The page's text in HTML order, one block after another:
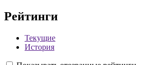
Рейтинги
Текущие
История